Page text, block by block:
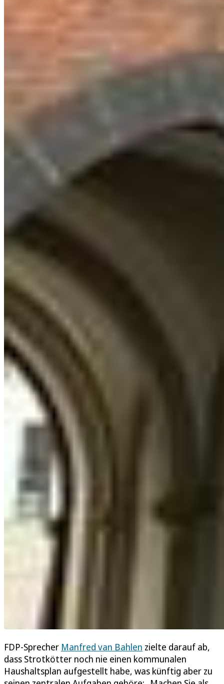
FDP-Sprecher Manfred van Bahlen zielte darauf ab,
dass Strotkötter noch nie einen kommunalen
Haushaltsplan aufgestellt habe, was künftig aber zu